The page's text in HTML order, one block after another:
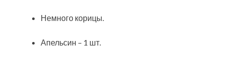
Немного корицы.
Апельсин – 1 шт.